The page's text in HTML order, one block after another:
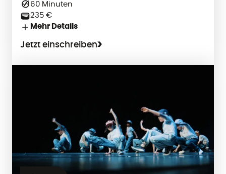
60 Minuten
235 €
Mehr Details
Jetzt einschreiben